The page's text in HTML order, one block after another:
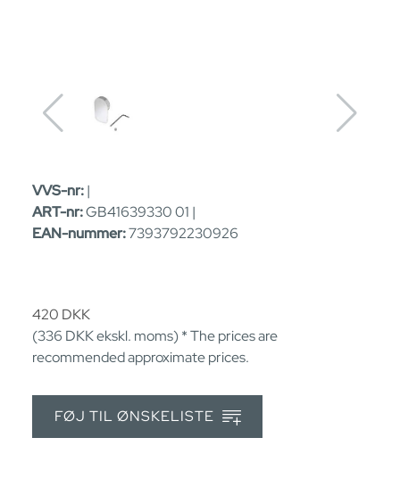
VVS-nr:|
ART-nr:GB41639330 01 |
EAN-nummer:7393792230926
420 DKK
(336 DKKekskl. moms) * The prices are
recommended approximate prices.
FØJ TIL ØNSKELISTE